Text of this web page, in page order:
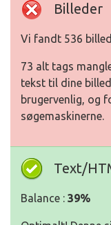
Billeder
Vi fandt 536
73 alt tags
tekst til dine
brugervenlig, og
søgemaskinerne.
Text/
Balance : 39%